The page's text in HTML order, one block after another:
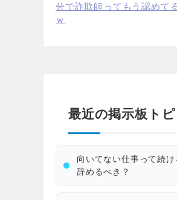
分で詐欺師ってもう認めて
ｗ
最近の掲示板トピ
向いてない仕事って続け
辞めるべき？